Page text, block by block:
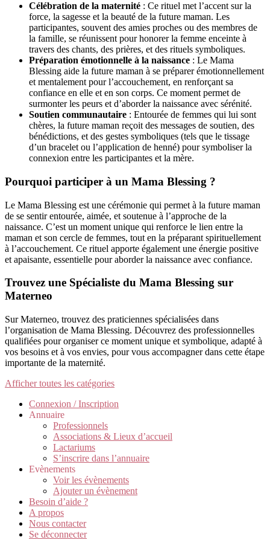
Célébration de la maternité : Ce rituel met l’accent sur la
force, la sagesse et la beauté de la future maman. Les
participantes, souvent des amies proches ou des membres de
la famille, se réunissent pour honorer la femme enceinte à
travers des chants, des prières, et des rituels symboliques.
Préparation émotionnelle à la naissance : Le Mama
Blessing aide la future maman à se préparer émotionnellement
et mentalement pour l’accouchement, en renforçant sa
confiance en elle et en son corps. Ce moment permet de
surmonter les peurs et d’aborder la naissance avec sérénité.
Soutien communautaire : Entourée de femmes qui lui sont
chères, la future maman reçoit des messages de soutien, des
bénédictions, et des gestes symboliques (tels que le tissage
d’un bracelet ou l’application de henné) pour symboliser la
connexion entre les participantes et la mère.
Pourquoi participer à un Mama Blessing ?
Le Mama Blessing est une cérémonie qui permet à la future maman
de se sentir entourée, aimée, et soutenue à l’approche de la
naissance. C’est un moment unique qui renforce le lien entre la
maman et son cercle de femmes, tout en la préparant spirituellement
à l’accouchement. Ce rituel apporte également une énergie positive
et apaisante, essentielle pour aborder la naissance avec confiance.
Trouvez une Spécialiste du Mama Blessing sur
Materneo
Sur Materneo, trouvez des praticiennes spécialisées dans
l’organisation de Mama Blessing. Découvrez des professionnelles
qualifiées pour organiser ce moment unique et symbolique, adapté à
vos besoins et à vos envies, pour vous accompagner dans cette étape
importante de la maternité.
Afficher toutes les catégories
Connexion / Inscription
Annuaire
Professionnels
Associations & Lieux d’accueil
Lactariums
S’inscrire dans l’annuaire
Evènements
Voir les évènements
Ajouter un évènement
Besoin d’aide ?
A propos
Nous contacter
Se déconnecter